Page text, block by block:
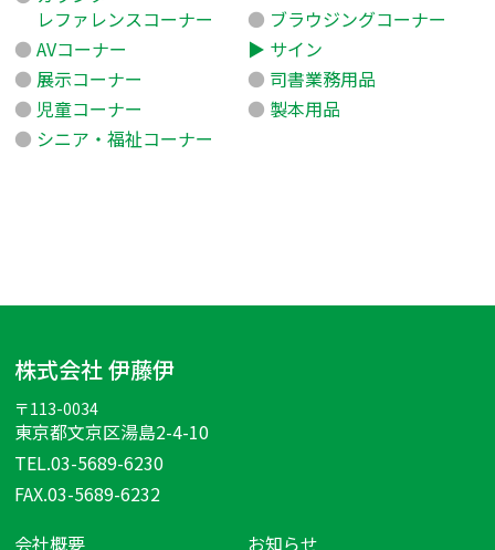
レファレンスコーナー
ブラウジングコーナー
AVコーナー
展示コーナー
児童コーナー
シニア・福祉コーナー
サイン
司書業務用品
製本用品
株式会社 伊藤伊
〒113-0034
東京都文京区湯島2-4-10
TEL.03-5689-6230
FAX.03-5689-6232
会社概要
お知らせ